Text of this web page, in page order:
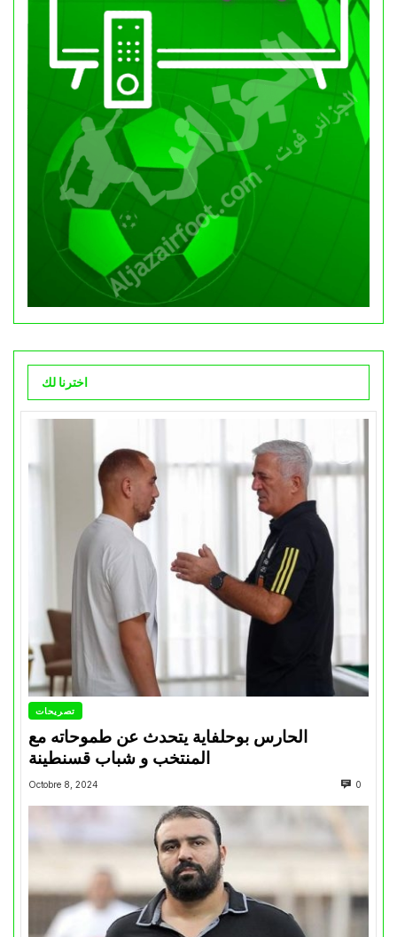
اخترنا لك
تصريحات
الحارس بوحلفاية يتحدث عن طموحاته مع
المنتخب و شباب قسنطينة
Octobre 8, 2024 0